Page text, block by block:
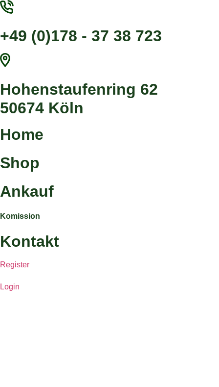
Zum
springen
+49 (0)178 - 37 38 723
Hohenstaufenring 62
50674 Köln
Home
Shop
Ankauf
Komission
Kontakt
Register
Login